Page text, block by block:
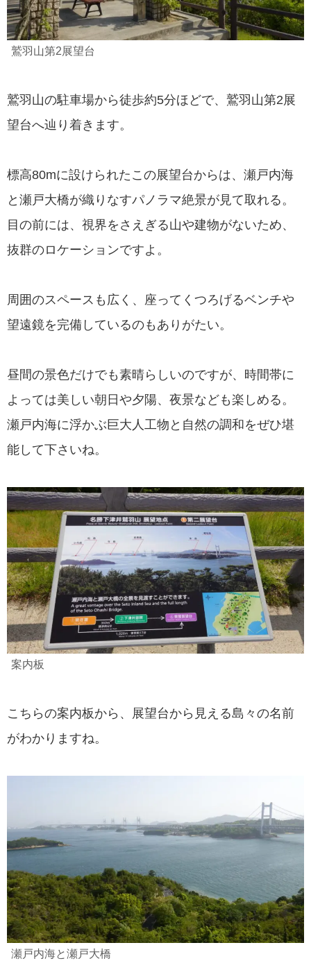
鷲羽山第2展望台
鷲羽山の駐車場から徒歩約5分ほどで、鷲羽山第2展
望台へ辿り着きます。
標高80mに設けられたこの展望台からは、瀬戸内海
と瀬戸大橋が織りなすパノラマ絶景が見て取れる。
目の前には、視界をさえぎる山や建物がないため、
抜群のロケーションですよ。
周囲のスペースも広く、座ってくつろげるベンチや
望遠鏡を完備しているのもありがたい。
昼間の景色だけでも素晴らしいのですが、時間帯に
よっては美しい朝日や夕陽、夜景なども楽しめる。
瀬戸内海に浮かぶ巨大人工物と自然の調和をぜひ堪
能して下さいね。
案内板
こちらの案内板から、展望台から見える島々の名前
がわかりますね。
瀬戸内海と瀬戸大橋